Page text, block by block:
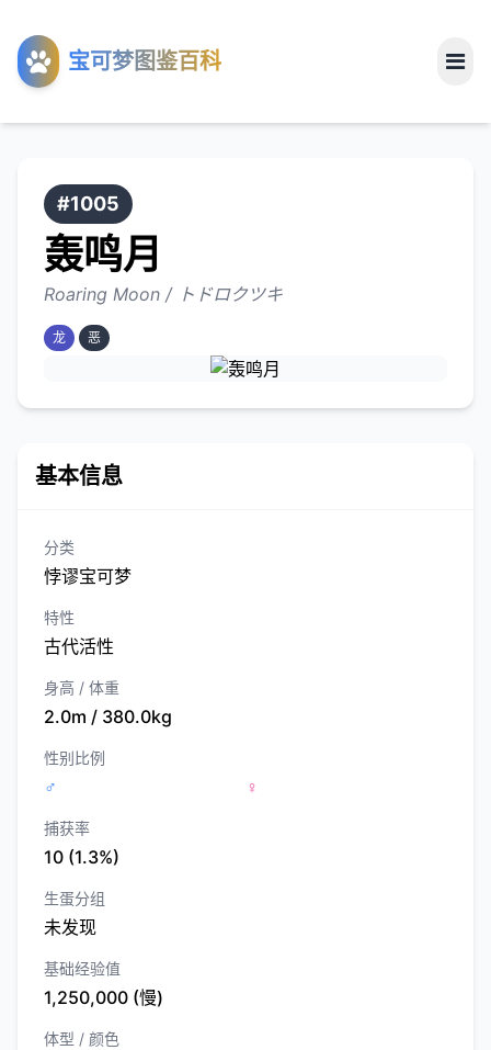
宝可梦图鉴百科
工具
关于
#1005
轰鸣月
Roaring Moon / トドロクツキ
龙 恶
基本信息
分类
悖谬宝可梦
特性
古代活性
身高 / 体重
2.0m / 380.0kg
性别比例
♂ ♀
捕获率
10 (1.3%)
生蛋分组
未发现
基础经验值
1,250,000 (慢)
体型 / 颜色